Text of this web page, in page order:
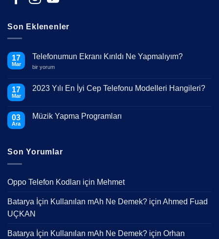
Son Eklenenler
17
Mar
Telefonumun Ekranı Kırıldı Ne Yapmalıyım?
Telefonumun
Ne
Yapmalıyım?
bir yorum
17
Mar
2023 Yılı En İyi Cep Telefonu Modelleri Hangileri?
Yılı
Hangileri?
03
Ara
Müzik Yapma Programları
Programları
Son Yorumlar
Oppo Telefon Kodları için Mehmet
Batarya İçin Kullanılan mAh Ne Demek? için Ahmed Fuad
UÇKAN
Batarya İçin Kullanılan mAh Ne Demek? için Orhan